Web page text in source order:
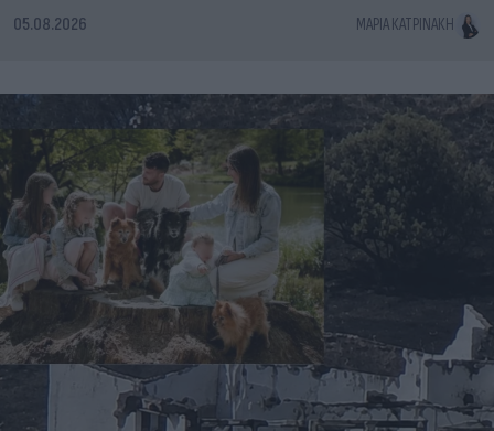
05.08.2026 ΜΑΡΊΑ ΚΑΤΡΙΝΆΚΗ